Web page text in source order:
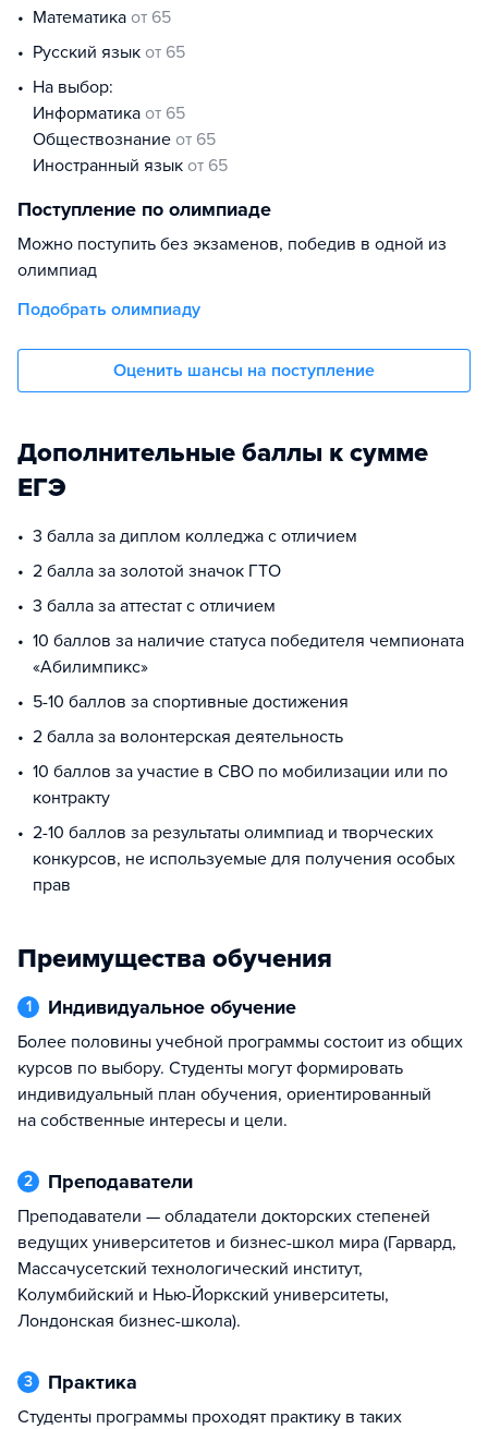
математика от 65
русский язык от 65
На выбор:
информатика от 65
обществознание от 65
иностранный язык от 65
Поступление по олимпиаде
Можно поступить без экзаменов, победив в одной из
олимпиад
Подобрать олимпиаду
Оценить шансы на поступление
Дополнительные баллы к сумме
ЕГЭ
3 балла за диплом колледжа с отличием
2 балла за золотой значок ГТО
3 балла за аттестат с отличием
10 баллов за наличие статуса победителя чемпионата
«Абилимпикс»
5-10 баллов за спортивные достижения
2 балла за волонтерская деятельность
10 баллов за участие в СВО по мобилизации или по
контракту
2-10 баллов за результаты олимпиад и творческих
конкурсов, не используемые для получения особых
прав
Преимущества обучения
1 Индивидуальное обучение
Более половины учебной программы состоит из общих
курсов по выбору. Студенты могут формировать
индивидуальный план обучения, ориентированный
на собственные интересы и цели.
2 Преподаватели
Преподаватели — обладатели докторских степеней
ведущих университетов и бизнес-школ мира (Гарвард,
Массачусетский технологический институт,
Колумбийский и Нью-Йоркский университеты,
Лондонская бизнес-школа).
3 Практика
Студенты программы проходят практику в таких